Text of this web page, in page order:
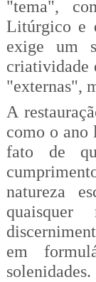
"tema",
Litúrgico e
exige um
criatividade
"externas",
A
como o ano
fato de
natureza
em
solenidades.